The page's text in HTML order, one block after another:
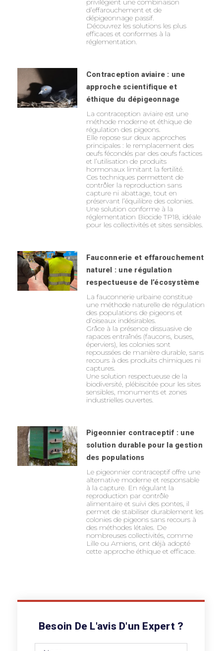
privilégient une combinaison
d’effarouchement et de
dépigeonnage passif.
Découvrez les solutions les plus
efficaces et conformes à la
réglementation.
Contraception aviaire : une
approche scientifique et
éthique du dépigeonnage
La contraception aviaire est une
méthode moderne et éthique de
régulation des pigeons.
Elle repose sur deux approches
principales : le remplacement des
œufs fécondés par des œufs factices
et l’utilisation de produits
hormonaux limitant la fertilité.
Ces techniques permettent de
contrôler la reproduction sans
capture ni abattage, tout en
préservant l’équilibre des colonies.
Une solution conforme à la
réglementation Biocide TP18, idéale
pour les collectivités et sites sensibles.
Fauconnerie et effarouchement
naturel : une régulation
respectueuse de l’écosystème
La fauconnerie urbaine constitue
une méthode naturelle de régulation
des populations de pigeons et
d’oiseaux indésirables.
Grâce à la présence dissuasive de
rapaces entraînés (faucons, buses,
éperviers), les colonies sont
repoussées de manière durable, sans
recours à des produits chimiques ni
captures.
Une solution respectueuse de la
biodiversité, plébiscitée pour les sites
sensibles, monuments et zones
industrielles ouvertes.
Pigeonnier contraceptif : une
solution durable pour la gestion
des populations
Le pigeonnier contraceptif offre une
alternative moderne et responsable
à la capture. En régulant la
reproduction par contrôle
alimentaire et suivi des pontes, il
permet de stabiliser durablement les
colonies de pigeons sans recours à
des méthodes létales. De
nombreuses collectivités, comme
Lille ou Amiens, ont déjà adopté
cette approche éthique et efficace.
Besoin De L'avis D'un Expert ?